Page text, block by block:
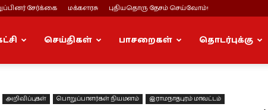
சேர்க்கை மக்களரசு புதியதொரு தேசம் செய்வோம்!
செய்திகள் பாசறைகள் தொடர்புக்கு
அறிவிப்புகள் பொறுப்பாளர்கள் நியமனம் இராமநாதபுரம் மாவட்டம்